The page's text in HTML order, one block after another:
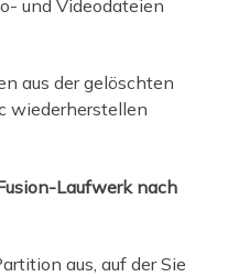
und Videodateien
aus der gelöschten
wiederherstellen
Laufwerk nach
aus, auf der Sie